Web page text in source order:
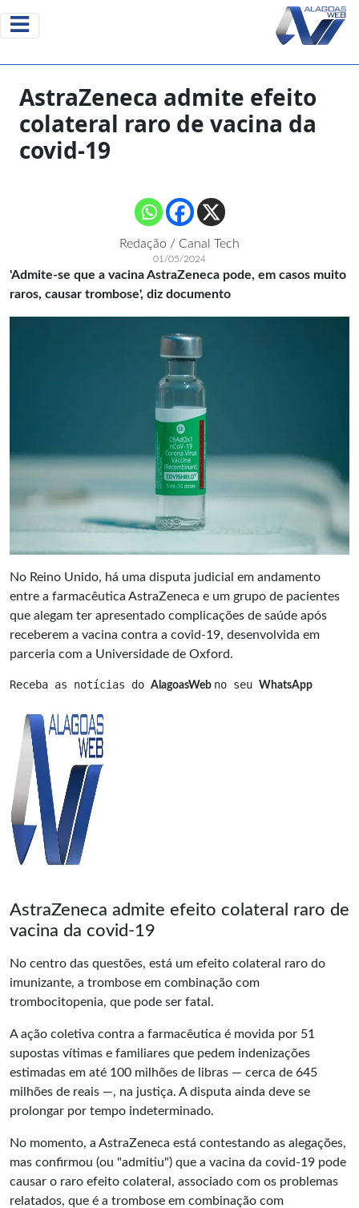
AstraZeneca admite efeito
colateral raro de vacina da
covid-19
Redação / Canal Tech
01/05/2024
'Admite-se que a vacina AstraZeneca pode, em casos muito
raros, causar trombose', diz documento
No Reino Unido, há uma disputa judicial em andamento
entre a farmacêutica AstraZeneca e um grupo de pacientes
que alegam ter apresentado complicações de saúde após
receberem a vacina contra a covid-19, desenvolvida em
parceria com a Universidade de Oxford.
Receba as notícias do AlagoasWeb no seu WhatsApp
AstraZeneca admite efeito colateral raro de
vacina da covid-19
No centro das questões, está um efeito colateral raro do
imunizante, a trombose em combinação com
trombocitopenia, que pode ser fatal.
A ação coletiva contra a farmacêutica é movida por 51
supostas vítimas e familiares que pedem indenizações
estimadas em até 100 milhões de libras — cerca de 645
milhões de reais —, na justiça. A disputa ainda deve se
prolongar por tempo indeterminado.
No momento, a AstraZeneca está contestando as alegações,
mas confirmou (ou "admitiu") que a vacina da covid-19 pode
causar o raro efeito colateral, associado com os problemas
relatados, que é a trombose em combinação com